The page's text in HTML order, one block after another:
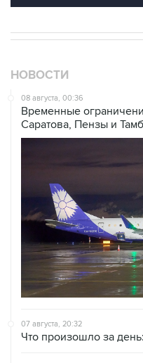
НОВОСТИ
08 августа, 00:36
Временные
Саратова, Пензы и
07 августа, 20:32
Что произошло за